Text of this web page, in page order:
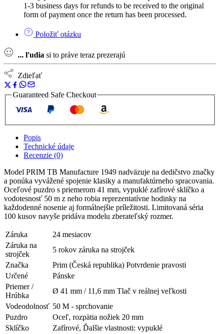
1-3 business days for refunds to be received to the original
form of payment once the return has been processed.
Položiť otázku
... ľudia si to práve teraz prezerajú
Zdieľať
Guaranteed Safe Checkout
Popis
Technické údaje
Recenzie (0)
Model PRIM TB Manufacture 1949 nadväzuje na dedičstvo značky
a ponúka vyvážené spojenie klasiky a manufaktúrneho spracovania.
Oceľové puzdro s priemerom 41 mm, vypuklé zafírové sklíčko a
vodotesnosť 50 m z neho robia reprezentatívne hodinky na
každodenné nosenie aj formálnejšie príležitosti. Limitovaná séria
100 kusov navyše pridáva modelu zberateľský rozmer.
Záruka
24 mesiacov
Záruka na
strojček
5 rokov záruka na strojček
Značka
Prim (Česká republika) Potvrdenie pravosti
Určené
Pánske
Priemer /
Hrúbka
Ø 41 mm / 11,6 mm Tlač v reálnej veľkosti
Vodeodolnosť 50 M - sprchovanie
Puzdro
Oceľ, rozpätia nožiek 20 mm
Sklíčko
Zafírové, Ďalšie vlastnosti: vypuklé